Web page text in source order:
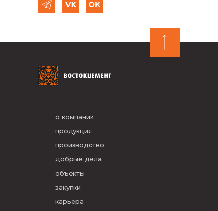
о компании
продукция
производство
добрые дела
объекты
закупки
карьера